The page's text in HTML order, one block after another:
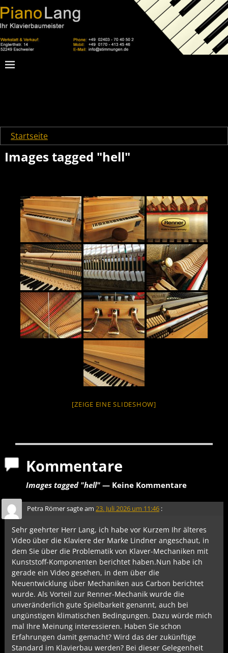
Startseite
Images tagged "hell"
[ZEIGE EINE SLIDESHOW]
Kommentare
Images tagged "hell"— Keine Kommentare
Petra Römersagte am 23. Juli 2026 um 11:46 :
Sehr geehrter Herr Lang, ich habe vor Kurzem Ihr älteres
Video über die Klaviere der Marke Lindner angeschaut, in
dem Sie über die Problematik von Klaver-Mechaniken mit
Kunststoff-Komponenten berichtet haben.Nun habe ich
gerade ein Video gesehen, in dem über die
Neuentwicklung über Mechaniken aus Carbon berichtet
wurde. Als Vorteil zur Renner-Mechanik wurde die
unveränderlich gute Spielbarkeit genannt, auch bei
ungünstigen klimatischen Bedingungen. Dazu würde mich
mal Ihre Meinung interessieren. Haben Sie schon
Erfahrungen damit gemacht? Wird das der zukünftige
Standard im Klavierbau werden? Bei dieser Gelegenheit